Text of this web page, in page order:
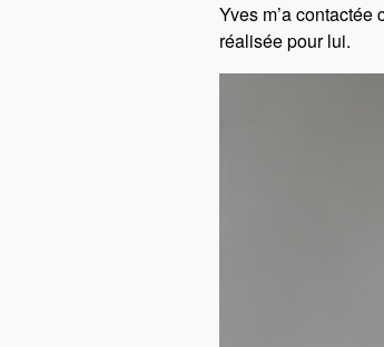
Yves m’a contactée
réalisée pour lui.